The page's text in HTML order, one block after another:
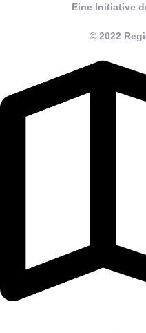
Eine Initiative
© 2022